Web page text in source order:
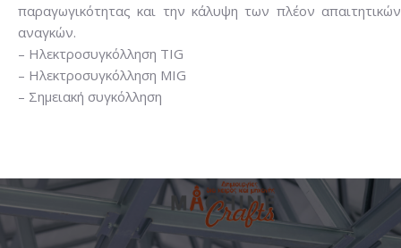
παραγωγικότητας και την κάλυψη των πλέον απαιτητικών
αναγκών.
– Ηλεκτροσυγκόλληση TIG
– Ηλεκτροσυγκόλληση MIG
– Σημειακή συγκόλληση